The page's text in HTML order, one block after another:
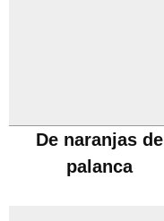
De naranjas de
palanca